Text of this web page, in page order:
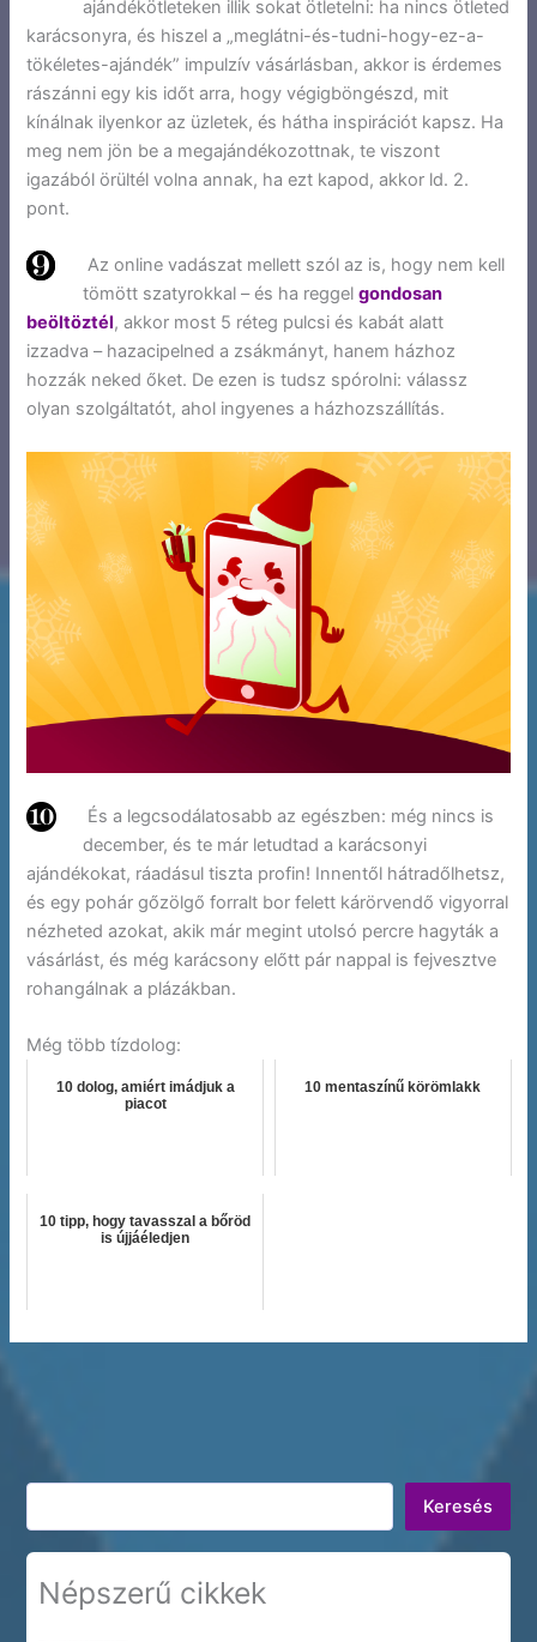
ajándékötleteken illik sokat ötletelni: ha nincs ötleted
karácsonyra, és hiszel a „meglátni-és-tudni-hogy-ez-a-
tökéletes-ajándék” impulzív vásárlásban, akkor is érdemes
rászánni egy kis időt arra, hogy végigböngészd, mit
kínálnak ilyenkor az üzletek, és hátha inspirációt kapsz. Ha
meg nem jön be a megajándékozottnak, te viszont
igazából örültél volna annak, ha ezt kapod, akkor ld. 2.
pont.
Az online vadászat mellett szól az is, hogy nem kell
tömött szatyrokkal – és ha reggelgondosan
beöltöztél, akkor most 5 réteg pulcsi és kabát alatt
izzadva – hazacipelned a zsákmányt, hanem házhoz
hozzák neked őket. De ezen is tudsz spórolni: válassz
olyan szolgáltatót, ahol ingyenes a házhozszállítás.
És a legcsodálatosabb az egészben: még nincs is
december, és te már letudtad a karácsonyi
ajándékokat, ráadásul tiszta profin! Innentől hátradőlhetsz,
és egy pohár gőzölgő forralt bor felett kárörvendő vigyorral
nézheted azokat, akik már megint utolsó percre hagyták a
vásárlást, és még karácsony előtt pár nappal is fejvesztve
rohangálnak a plázákban.
Még több tízdolog:
10 dolog, amiért imádjuk a
piacot
10 mentaszínű körömlakk
10 tipp, hogy tavasszal a bőröd
is újjáéledjen
Keresés
Keresés
Népszerű cikkek